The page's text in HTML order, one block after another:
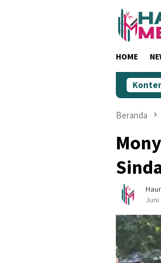
HOME
KIM
Beranda
Juni